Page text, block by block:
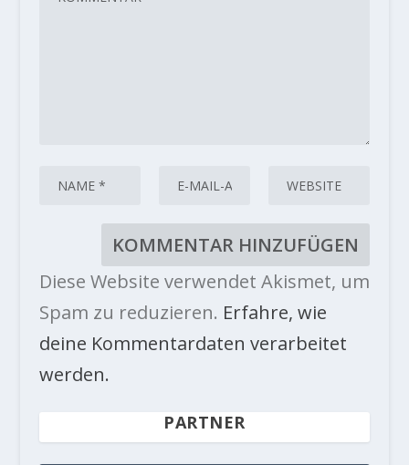
Diese Website verwendet Akismet, um
Spam zu reduzieren. Erfahre, wie
deine Kommentardaten verarbeitet
werden.
PARTNER